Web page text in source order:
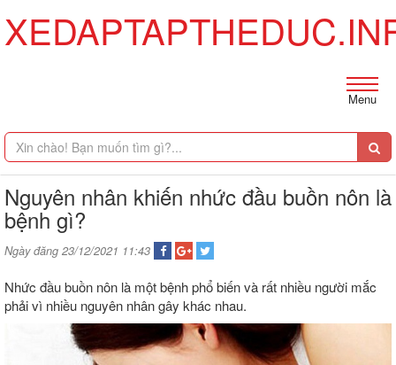
Menu
Nguyên nhân khiến nhức đầu buồn nôn là
bệnh gì?
Ngày đăng 23/12/2021 11:43
Nhức đầu buồn nôn là một bệnh phổ biến và rất nhiều người mắc
phải vì nhiều nguyên nhân gây khác nhau.